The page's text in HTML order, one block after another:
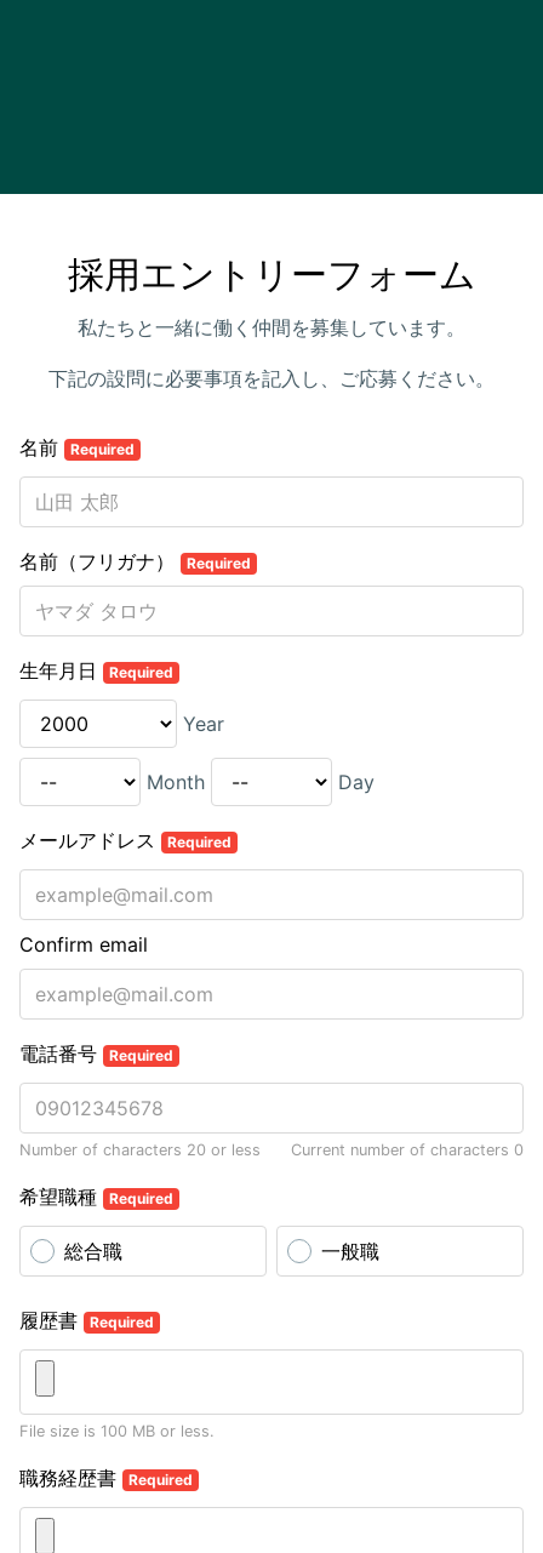
採用エントリーフォーム
私たちと一緒に働く仲間を募集しています。
下記の設問に必要事項を記入し、ご応募ください。
名前 Required
名前（フリガナ） Required
生年月日 Required
Year
Month Day
メールアドレス Required
Confirm email
電話番号 Required
Number of characters 20 or less Current number of characters 0
希望職種 Required
総合職 一般職
履歴書 Required
File size is 100 MB or less.
職務経歴書 Required